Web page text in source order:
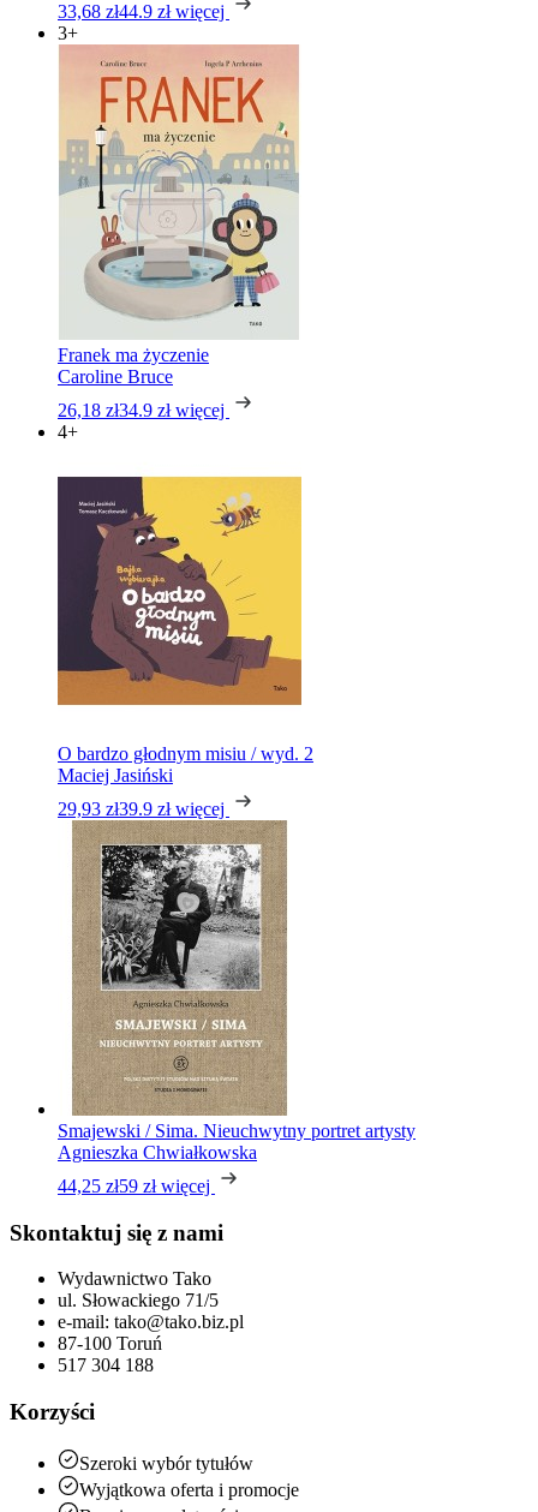
33,68 zł44.9 zł więcej
3+
Franek ma życzenie
Caroline Bruce
26,18 zł34.9 zł więcej
4+
O bardzo głodnym misiu / wyd. 2
Maciej Jasiński
29,93 zł39.9 zł więcej
Smajewski / Sima. Nieuchwytny portret artysty
Agnieszka Chwiałkowska
44,25 zł59 zł więcej
Skontaktuj się z nami
Wydawnictwo Tako
ul. Słowackiego 71/5
e-mail: tako@tako.biz.pl
87-100 Toruń
517 304 188
Korzyści
Szeroki wybór tytułów
Wyjątkowa oferta i promocje